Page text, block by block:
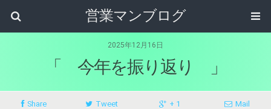
営業マンブログ
2025年12月16日
「 今年を振り返り 」
Share Tweet + 1 Mail